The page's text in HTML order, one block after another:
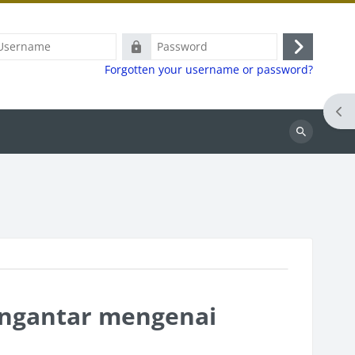
Password
Log
in
Forgotten your username or password?
Search
mengenai